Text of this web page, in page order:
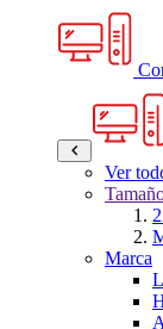
Ver
Marca